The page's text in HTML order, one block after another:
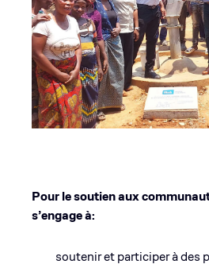
Pour le soutien aux
s’engage à:
soutenir et participer à des